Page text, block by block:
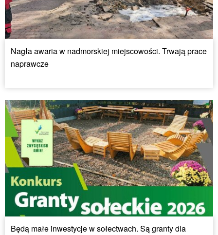
Nagła awaria w nadmorskiej miejscowości. Trwają prace
naprawcze
Będą małe inwestycje w sołectwach. Są granty dla